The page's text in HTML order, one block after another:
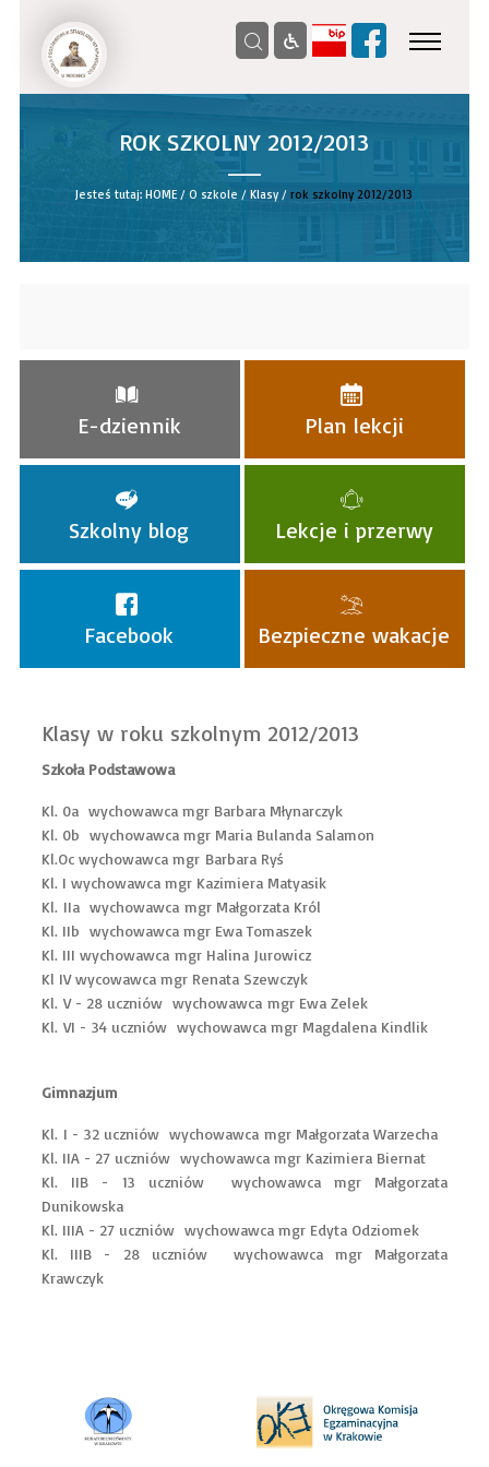
ROK SZKOLNY 2012/2013
__
Jesteś tutaj:HOME /O szkole /Klasy /rok szkolny 2012/2013
E-dziennik Plan lekcji
Szkolny blog Lekcje i przerwy
Facebook Bezpieczne wakacje
Klasy w roku szkolnym 2012/2013
Szkoła Podstawowa
Kl. 0a wychowawca mgr Barbara Młynarczyk
Kl. 0b wychowawca mgr Maria Bulanda Salamon
Kl.Oc wychowawca mgr Barbara Ryś
Kl. I wychowawca mgr Kazimiera Matyasik
Kl. IIa wychowawca mgr Małgorzata Król
Kl. IIb wychowawca mgr Ewa Tomaszek
Kl. III wychowawca mgr Halina Jurowicz
Kl IV wycowawca mgr Renata Szewczyk
Kl. V - 28 uczniów wychowawca mgr Ewa Zelek
Kl. VI - 34 uczniów wychowawca mgr Magdalena Kindlik
Gimnazjum
Kl. I - 32 uczniów wychowawca mgr Małgorzata Warzecha
Kl. IIA - 27 uczniów wychowawca mgr Kazimiera Biernat
Kl. IIB - 13 uczniów wychowawca mgr Małgorzata
Dunikowska
Kl. IIIA - 27 uczniów wychowawca mgr Edyta Odziomek
Kl. IIIB - 28 uczniów wychowawca mgr Małgorzata
Krawczyk